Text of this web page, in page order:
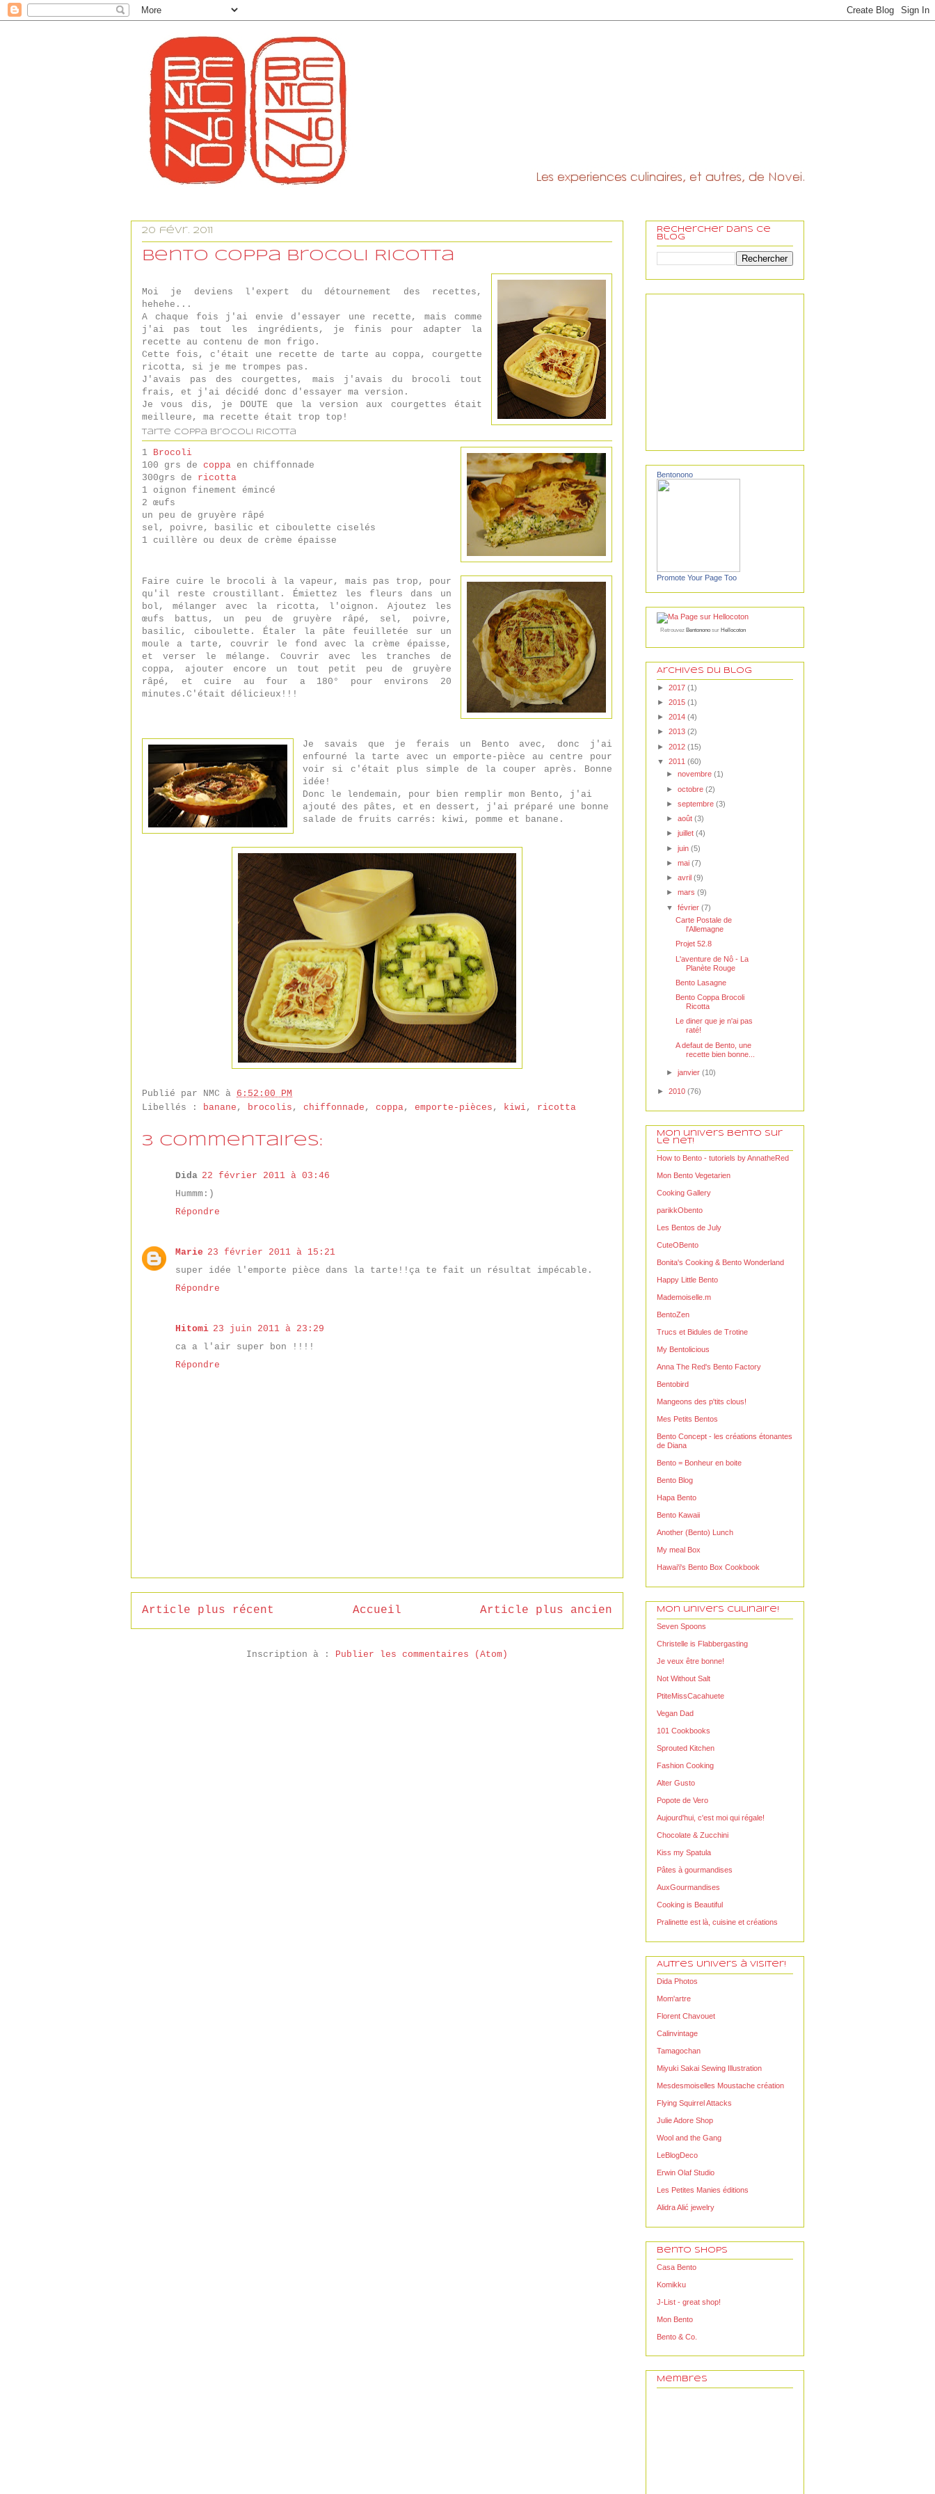
20 févr. 2011
Bento Coppa Brocoli Ricotta
Moi je deviens l'expert du détournement des recettes,
hehehe...
A chaque fois j'ai envie d'essayer une recette, mais comme
j'ai pas tout les ingrédients, je finis pour adapter la
recette au contenu de mon frigo.
Cette fois, c'était une recette de tarte au coppa, courgette
ricotta, si je me trompes pas.
J'avais pas des courgettes, mais j'avais du brocoli tout
frais, et j'ai décidé donc d'essayer ma version.
Je vous dis, je DOUTE que la version aux courgettes était
meilleure, ma recette était trop top!
Tarte Coppa Brocoli Ricotta
1 Brocoli
100 grs de coppa en chiffonnade
300grs de ricotta
1 oignon finement émincé
2 œufs
un peu de gruyère râpé
sel, poivre, basilic et ciboulette ciselés
1 cuillère ou deux de crème épaisse
Faire cuire le brocoli à la vapeur, mais pas trop, pour
qu'il reste croustillant. Émiettez les fleurs dans un
bol, mélanger avec la ricotta, l'oignon. Ajoutez les
œufs battus, un peu de gruyère râpé, sel, poivre,
basilic, ciboulette. Étaler la pâte feuilletée sur un
moule a tarte, couvrir le fond avec la crème épaisse,
et verser le mélange. Couvrir avec les tranches de
coppa, ajouter encore un tout petit peu de gruyère
râpé, et cuire au four a 180° pour environs 20
minutes.C'était délicieux!!!
Je savais que je ferais un Bento avec, donc j'ai
enfourné la tarte avec un emporte-pièce au centre pour
voir si c'était plus simple de la couper après. Bonne
idée!
Donc le lendemain, pour bien remplir mon Bento, j'ai
ajouté des pâtes, et en dessert, j'ai préparé une bonne
salade de fruits carrés: kiwi, pomme et banane.
Publié par NMC à 6:52:00 PM
Libellés :
banane , brocolis , chiffonnade , coppa, emporte-pièces , kiwi, ricotta
3 commentaires:
Dida 22 février 2011 à 03:46
Hummm:)
Répondre
Marie 23 février 2011 à 15:21
super idée l'emporte pièce dans la tarte!!ça te fait un résultat impécable.
Répondre
Hitomi 23 juin 2011 à 23:29
ca a l'air super bon !!!!
Répondre
Article plus récent Article plus ancien
Accueil
Inscription à : Publier les commentaires (Atom)
Rechercher dans ce
blog
Bentonono
Promote Your Page Too
Retrouvez Bentonono sur Hellocoton
Archives du blog
► 2017 (1)
► 2015 (1)
► 2014 (4)
► 2013 (2)
► 2012 (15)
▼ 2011 (60)
►novembre(1)
►octobre(2)
►septembre(3)
►août(3)
►juillet(4)
►juin(5)
►mai(7)
►avril(9)
►mars(9)
▼février(7)
Carte Postale de
l'Allemagne
Projet 52.8
L'aventure de Nô - La
Planète Rouge
Bento Lasagne
Bento Coppa Brocoli
Ricotta
Le diner que je n'ai pas
raté!
A defaut de Bento, une
recette bien bonne...
►janvier(10)
► 2010 (76)
Mon univers Bento sur
le net!
How to Bento - tutoriels by AnnatheRed
Mon Bento Vegetarien
Cooking Gallery
parikkObento
Les Bentos de July
CuteOBento
Bonita's Cooking & Bento Wonderland
Happy Little Bento
Mademoiselle.m
BentoZen
Trucs et Bidules de Trotine
My Bentolicious
Anna The Red's Bento Factory
Bentobird
Mangeons des p'tits clous!
Mes Petits Bentos
Bento Concept - les créations étonantes
de Diana
Bento = Bonheur en boite
Bento Blog
Hapa Bento
Bento Kawaii
Another (Bento) Lunch
My meal Box
Hawai'i's Bento Box Cookbook
Mon univers Culinaire!
Seven Spoons
Christelle is Flabbergasting
Je veux être bonne!
Not Without Salt
PtiteMissCacahuete
Vegan Dad
101 Cookbooks
Sprouted Kitchen
Fashion Cooking
Alter Gusto
Popote de Vero
Aujourd'hui, c'est moi qui régale!
Chocolate & Zucchini
Kiss my Spatula
Pâtes à gourmandises
AuxGourmandises
Cooking is Beautiful
Pralinette est là, cuisine et créations
Autres Univers à visiter!
Dida Photos
Mom'artre
Florent Chavouet
Calinvintage
Tamagochan
Miyuki Sakai Sewing Illustration
Mesdesmoiselles Moustache création
Flying Squirrel Attacks
Julie Adore Shop
Wool and the Gang
LeBlogDeco
Erwin Olaf Studio
Les Petites Manies éditions
Alidra Alić jewelry
Bento Shops
Casa Bento
Komikku
J-List - great shop!
Mon Bento
Bento & Co.
Membres